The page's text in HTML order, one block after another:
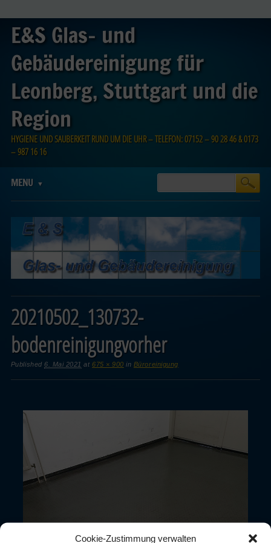
Cookie-Zustimmung verwalten
E&S Glas- und
Gebäudereinigung für
Leonberg, Stuttgart und die
Region
HYGIENE UND SAUBERKEIT RUND UM DIE UHR – TELEFON: 07152 – 90 28 46 & 0173
– 987 16 16
Main menu
MENU
20210502_130732-
bodenreinigungvorher
Published6. Mai 2021 at675 × 900 in Büroreinigung